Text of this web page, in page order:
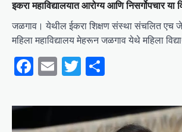
इकरा महाविद्यालयात आरोग्य आणि निसर्गोपचार या
जळगाव। येथील ईकरा शिक्षण संस्था संचलित एच जे
महिला महाविद्यालय मेहरून जळगाव येथे महिला
Facebook
EmailTwitter